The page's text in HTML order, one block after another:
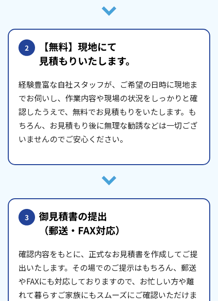
2 【無料】現地にて
見積もりいたします。
経験豊富な自社スタッフが、ご希望の日時に現地ま
でお伺いし、作業内容や現場の状況をしっかりと確
認したうえで、無料でお見積もりをいたします。も
ちろん、お見積もり後に無理な勧誘などは一切ござ
いませんのでご安心ください。
3 御見積書の提出
（郵送・FAX対応）
確認内容をもとに、正式なお見積書を作成してご提
出いたします。その場でのご提示はもちろん、郵送
やFAXにも対応しておりますので、お忙しい方や離
れて暮らすご家族にもスムーズにご確認いただけま